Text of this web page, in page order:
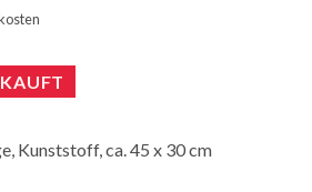
Kunststoff, ca. 45 x 30 cm